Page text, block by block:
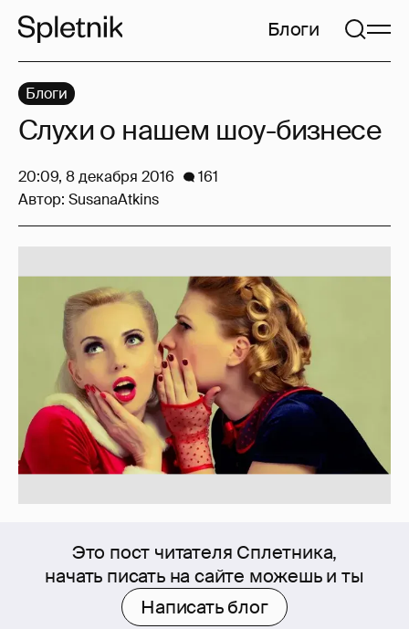
Блоги
Это пост читателя Сплетника,
начать писать на сайте можешь и ты
Написать блог
Блоги
Слухи о нашем шоу-бизнесе
20:09, 8 декабря 2016
161
Автор: SusanaAtkins